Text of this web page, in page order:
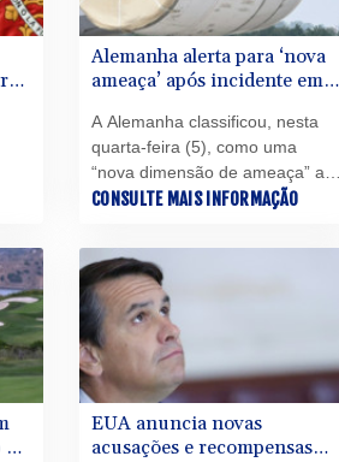
Alemanha alerta para ‘nova
ameaça’ após incidente em
à Ucrânia
A Alemanha classificou, nesta
quarta-feira (5), como uma
“nova dimensão de ameaça” a
descoberta de um drone com
estratégico para a Otan e para
os envios à Ucrânia, país ao
qual Berlim presta firme apoio
desde o início da invasão russa.
CONSULTE MAIS INFORMAÇÃO
EUA anuncia novas
acusações e recompensas